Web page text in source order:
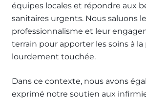
équipes locales et répondre aux
sanitaires urgents. Nous saluons
professionnalisme et leur
terrain pour apporter les soins à
lourdement touchée.
Dans ce contexte, nous avons
exprimé notre soutien aux